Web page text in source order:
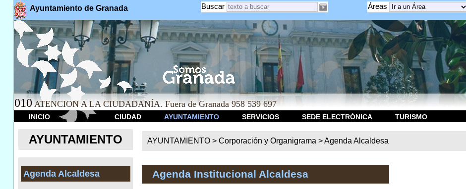
Ayuntamiento de Granada Áreas
Buscar
010 ATENCION A LA CIUDADANÍA. Fuera de Granada 958 539 697
INICIO CIUDAD AYUNTAMIENTO SERVICIOS SEDE ELECTRÓNICA TURISMO
AYUNTAMIENTO
Agenda Alcaldesa
AYUNTAMIENTO >Corporación y Organigrama >Agenda Alcaldesa
Agenda Institucional Alcaldesa